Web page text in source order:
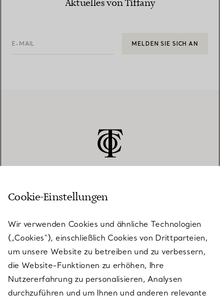
Aktuelles von Tiffany
E-MAIL MELDEN SIE SICH AN
KUNDENSERVICE
SERVICES
ÜBER TIFFANY & CO.
Cookie-Einstellungen
Wir verwenden Cookies und ähnliche Technologien
(„Cookies“), einschließlich Cookies von Drittparteien,
um unsere Website zu betreiben und zu verbessern,
die Website-Funktionen zu erhöhen, Ihre
Nutzererfahrung zu personalisieren, Analysen
durchzuführen und um Ihnen und anderen relevante